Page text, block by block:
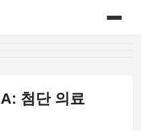
첨단 의료